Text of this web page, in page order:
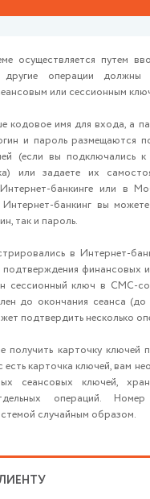
осуществляется путем
операции должны
или сессионным
кодовое имя для входа, а
и пароль размещаются
(если вы подключались к
или задаете их
банкинге или в
банкинг вы
так и пароль.
в Интернет-
подтверждения финансовых
сессионный ключ в СМС-
до окончания сеанса
подтвердить несколько
получить карточку ключей
есть карточка ключей, вам
сеансовых ключей,
операций.
случайным образом.